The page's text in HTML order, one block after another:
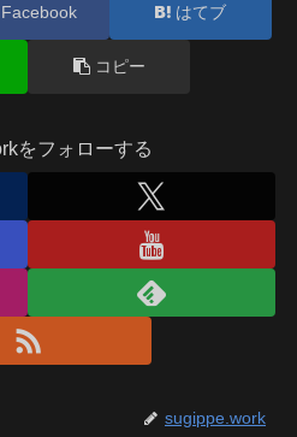
Facebook はてブ
コピー
をフォローする
sugippe.work